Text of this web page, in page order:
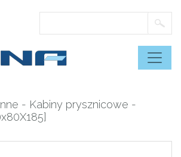
- Kabiny prysznicowe -